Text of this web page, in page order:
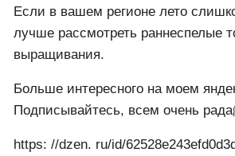
Если в вашем регионе лето
лучше рассмотреть раннеспелые
выращивания.
Больше интересного на моем
Подписывайтесь, всем очень
https: //dzen. ru/id/